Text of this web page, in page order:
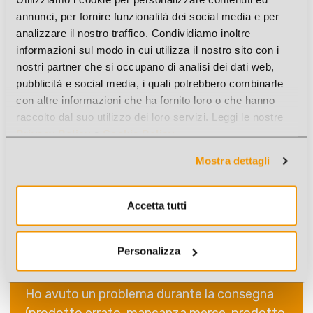
annunci, per fornire funzionalità dei social media e per
analizzare il nostro traffico. Condividiamo inoltre
informazioni sul modo in cui utilizza il nostro sito con i
nostri partner che si occupano di analisi dei dati web,
pubblicità e social media, i quali potrebbero combinarle
con altre informazioni che ha fornito loro o che hanno
raccolto dal suo utilizzo dei loro servizi. Leggi le nostre
Privacy PolicyeCookie Policy.
Mostra dettagli
Accetta tutti
Personalizza
Spedite anche all'estero?
Dove trovo le spese di trasporto?
È previsto un importo minimo per avere
spese di spedizione gratuite?
Ho avuto un problema durante la consegna